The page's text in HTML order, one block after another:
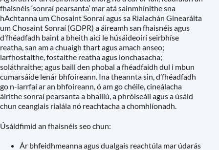
fhaisnéis ‘sonraí pearsanta’ mar atá sainmhínithe sna
hAchtanna um Chosaint Sonraí agus sa Rialachán Ginearálta
um Chosaint Sonraí (GDPR) a áireamh san fhaisnéis agus
d’fhéadfadh baint a bheith aici le húsáideoirí seirbhíse
reatha, san am a chuaigh thart agus amach anseo;
iarfhostaithe, fostaithe reatha agus ionchasacha;
soláthraithe; agus baill den phobal a fhéadfaidh dul i mbun
cumarsáide lenár bhfoireann. Ina theannta sin, d’fhéadfadh
go n-iarrfaí ar an bhfoireann, ó am go chéile, cineálacha
áirithe sonraí pearsanta a bhailiú, a phróiseáil agus a úsáid
chun ceanglais rialála nó reachtacha a chomhlíonadh.
Úsáidfimid an fhaisnéis seo chun:
Ár bhfeidhmeanna agus dualgais reachtúla mar údarás